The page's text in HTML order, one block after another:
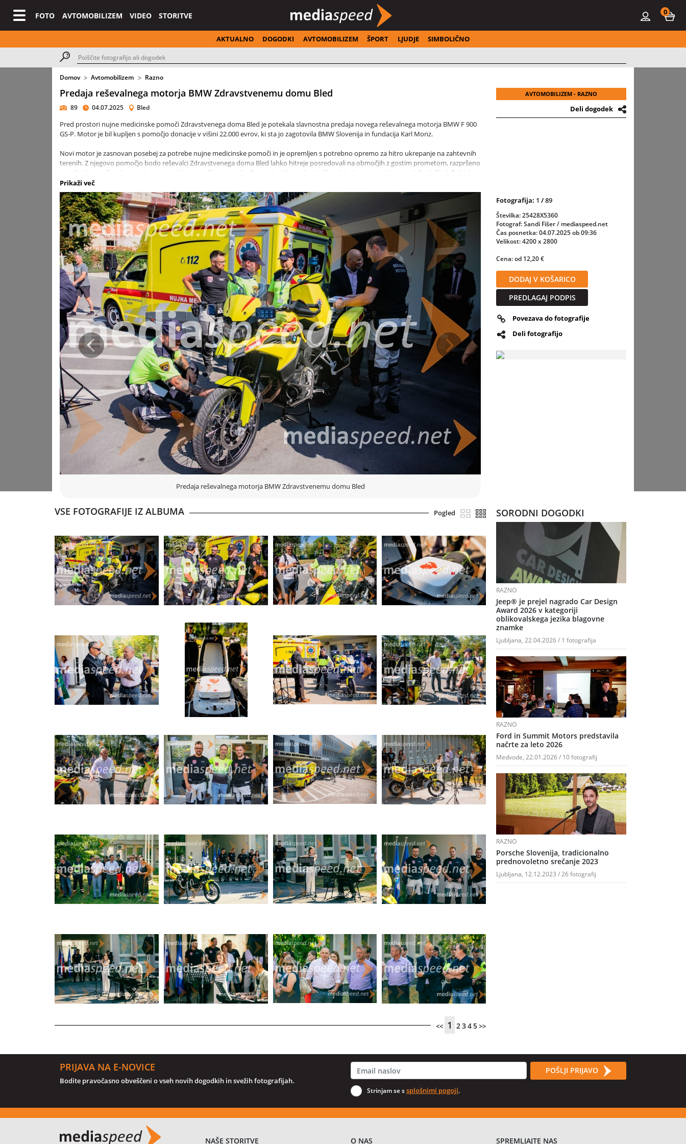
FOTO AVTOMOBILIZEM VIDEO STORITVE 0
AKTUALNO DOGODKI AVTOMOBILIZEM ŠPORT LJUDJE SIMBOLIČNO
Domov Avtomobilizem Razno
Predaja reševalnega motorja BMW Zdravstvenemu domu Bled
89 04.07.2025 Bled
Pred prostori nujne medicinske pomoči Zdravstvenega doma Bled je potekala slavnostna predaja novega reševalnega motorja BMW F 900
GS-P. Motor je bil kupljen s pomočjo donacije v višini 22.000 evrov, ki sta jo zagotovila BMW Slovenija in fundacija Karl Monz.
Novi motor je zasnovan posebej za potrebe nujne medicinske pomoči in je opremljen s potrebno opremo za hitro ukrepanje na zahtevnih
terenih. Z njegovo pomočjo bodo reševalci Zdravstvenega doma Bled lahko hitreje posredovali na območjih z gostim prometom, razpršeno
poselitvijo in težko dostopnimi cestami, ki so značilne za regijo Gorenjske. Motor bo služil prebivalcem in turistom v občinah Bled, Bohinj,
Gorje in Radovljica.
Dogodka so se udeležili direktorica Zdravstvenega doma Bled, dr. Lidija Pretnar Pristov, vodja reševalne postaje Mitja Kosič, generalni
direktor BMW Slovenija Aleš Suhorepec, vodja BMW Motorrad Slovenija Samo Trpin ter predsednik Sekcije reševalcev v zdravstvu Thomas
Germ. S svojo prisotnostjo so izrazili podporo projektu, ki pomembno prispeva k izboljšanju dostopnosti in učinkovitosti nujne medicinske
pomoči na območju Gorenjske.
Reševalni motor BMW F 900 GS-P bo odslej redno v uporabi pri reševalni postaji ZD Bled, kjer bo omogočal hitrejše in varnejše intervencije,
zlasti v poletni sezoni, ko se potrebe po nujnih posredovanjih močno povečajo.
Prikaži več
AVTOMOBILIZEM - RAZNO
Deli dogodek
Predaja reševalnega motorja BMW Zdravstvenemu domu Bled
Prejšnja Naslednja
Fotografija: 1 /89
Številka: 25428X5360
Fotograf: Sandi Fišer / mediaspeed.net
Čas posnetka: 04.07.2025 ob 09:36
Velikost: 4200 x 2800
Cena: od 12,20 €
DODAJ V KOŠARICO
PREDLAGAJ PODPIS
Povezava do fotografije
Deli fotografijo
VSE FOTOGRAFIJE IZ ALBUMA Pogled
<< 1 2345>>
SORODNI DOGODKI
RAZNO
Jeep® je prejel nagrado Car Design
Award 2026 v kategoriji
oblikovalskega jezika blagovne
znamke
Ljubljana, 22.04.2026 / 1 fotografija
RAZNO
Ford in Summit Motors predstavila
načrte za leto 2026
Medvode, 22.01.2026 / 10 fotografij
RAZNO
Porsche Slovenija, tradicionalno
prednovoletno srečanje 2023
Ljubljana, 12.12.2023 / 26 fotografij
PRIJAVA NA E-NOVICE
Bodite pravočasno obveščeni o vseh novih dogodkih in svežih fotografijah.
POŠLJI PRIJAVO
Strinjam se ssplošnimi pogoji.
NAŠE STORITVE O NAS SPREMLJAJTE NAS